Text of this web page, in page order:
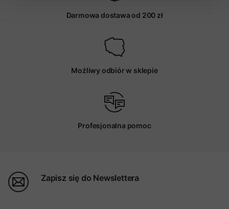
Darmowa dostawa od 200 zł
Możliwy odbiór w sklepie
Profesjonalna pomoc
Zapisz się do Newslettera